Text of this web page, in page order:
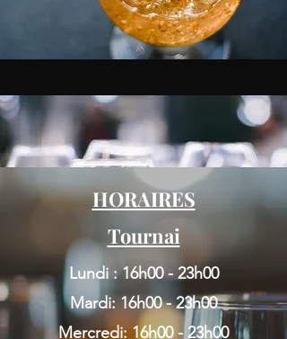
HORAIRES
Tournai
Lundi : 16h00 - 23h00
Mardi: 16h00 - 23h00
Mercredi: 16h00 - 23h00